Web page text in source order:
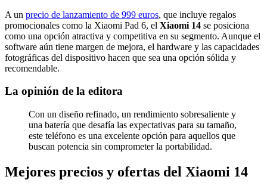
A un precio de lanzamiento de 999 euros, que incluye regalos
promocionales como la Xiaomi Pad 6, el Xiaomi 14 se posiciona
como una opción atractiva y competitiva en su segmento. Aunque el
software aún tiene margen de mejora, el hardware y las capacidades
fotográficas del dispositivo hacen que sea una opción sólida y
recomendable.
La opinión de la editora
Con un diseño refinado, un rendimiento sobresaliente y
una batería que desafía las expectativas para su tamaño,
este teléfono es una excelente opción para aquellos que
buscan potencia sin comprometer la portabilidad.
Mejores precios y ofertas del Xiaomi 14